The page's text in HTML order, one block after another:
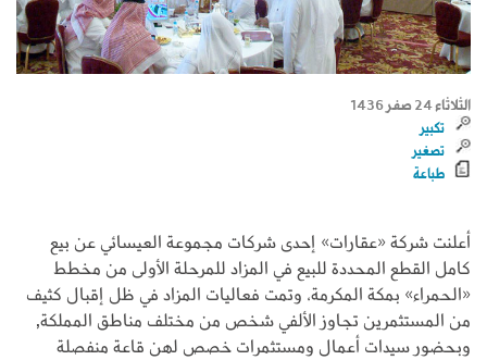
الثلاثاء 24 صفر 1436
تكبير
تصغير
طباعة
أعلنت شركة «عقارات» إحدى شركات مجموعة العيسائي عن بيع
كامل القطع المحددة للبيع في المزاد للمرحلة الأولى من مخطط
«الحمراء» بمكة المكرمة، وتمت فعاليات المزاد في ظل إقبال كثيف
من المستثمرين تجاوز الألفي شخص من مختلف مناطق المملكة,
وبحضور سيدات أعمال ومستثمرات خصص لهن قاعة منفصلة